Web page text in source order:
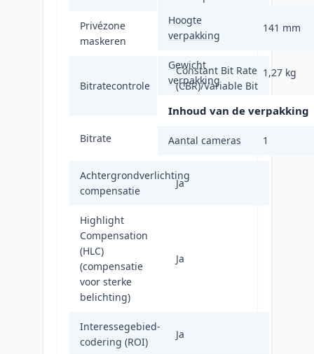
Privézone
maskeren
Ja
Bitratecontrole
Constant Bit Rate
(CBR)/Variable Bit
Bitrate
Mbps
Achtergrondverlichting
compensatie
Ja
Highlight
Compensation
(HLC)
(compensatie
voor sterke
belichting)
Ja
Interessegebied-
codering (ROI)
Ja
Hoogte
verpakking
141 mm
Gewicht
verpakking
1,27 kg
Inhoud van de verpakking
Aantal cameras 1